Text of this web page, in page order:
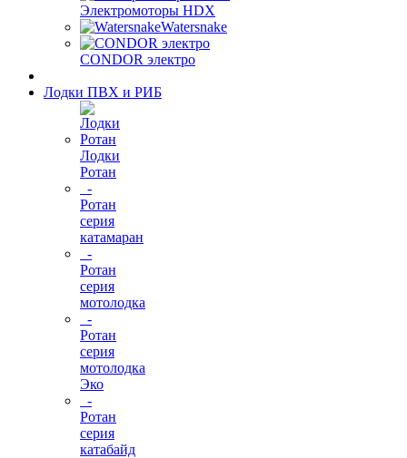
Электромоторы HDX
Watersnake
CONDOR электро
Лодки ПВХ и РИБ
Лодки
Ротан
-
Ротан
серия
катамаран
-
Ротан
серия
мотолодка
-
Ротан
серия
мотолодка
Эко
-
Ротан
серия
катабайд